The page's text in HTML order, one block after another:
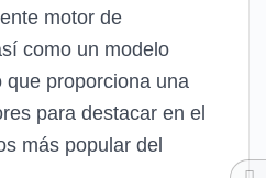
motor de
como un modelo
proporciona una
para destacar en el
más popular del